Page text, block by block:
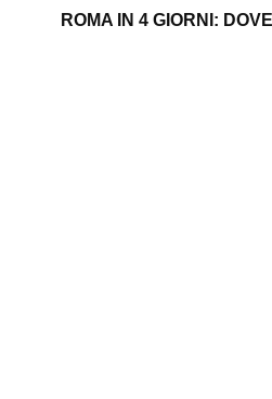
ROMA IN 4 GIORNI: